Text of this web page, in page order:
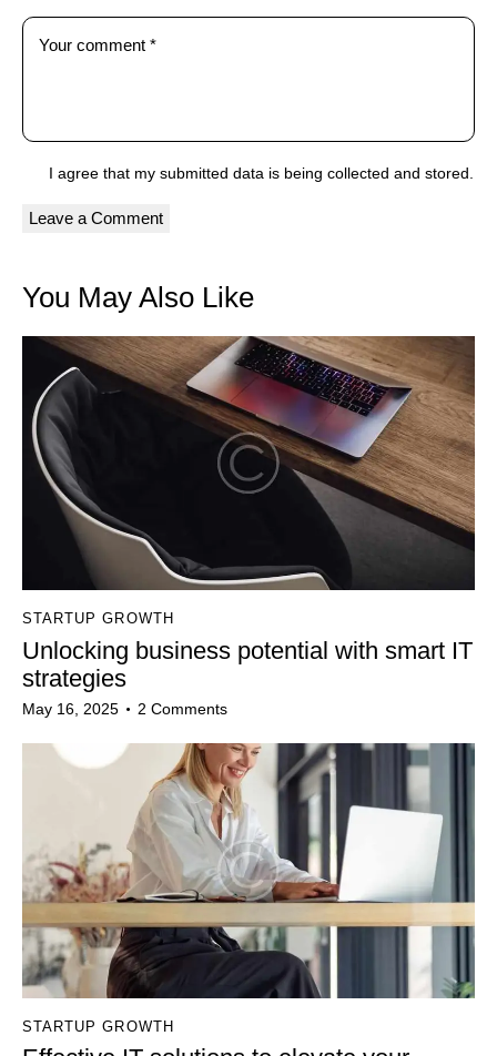
I agree that my submitted data is being collected and stored
You May Also Like
STARTUP GROWTH
Unlocking business potential with smart IT
strategies
May 16, 2025 2 Comments
STARTUP GROWTH